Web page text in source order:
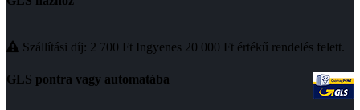
Szállítási díj: 2 700 Ft Ingyenes 20 000 Ft értékű rendelés felett.
GLS pontra vagy automatába